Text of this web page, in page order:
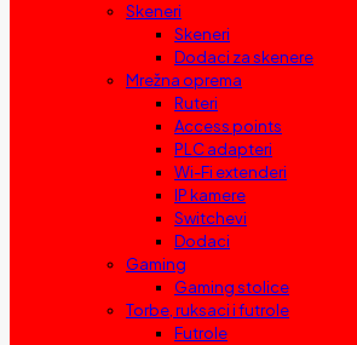
Skeneri
Skeneri
Dodaci za skenere
Mrežna oprema
Ruteri
Access points
PLC adapteri
Wi-Fi extenderi
IP kamere
Switchevi
Dodaci
Gaming
Gaming stolice
Torbe, ruksaci i futrole
Futrole